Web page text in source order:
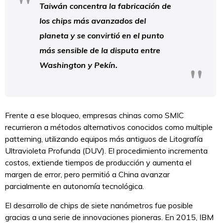
Taiwán concentra la fabricación de
los chips más avanzados del
planeta y se convirtió en el punto
más sensible de la disputa entre
Washington y Pekín.
Frente a ese bloqueo, empresas chinas como SMIC
recurrieron a métodos alternativos conocidos como multiple
patterning, utilizando equipos más antiguos de Litografía
Ultravioleta Profunda (DUV). El procedimiento incrementa
costos, extiende tiempos de producción y aumenta el
margen de error, pero permitió a China avanzar
parcialmente en autonomía tecnológica.
El desarrollo de chips de siete nanómetros fue posible
gracias a una serie de innovaciones pioneras. En 2015, IBM